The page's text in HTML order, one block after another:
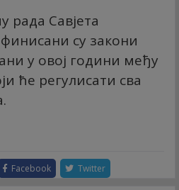
рада Савјета
су закони
у овој години међу
ће регулисати сва
Facebook Twitter